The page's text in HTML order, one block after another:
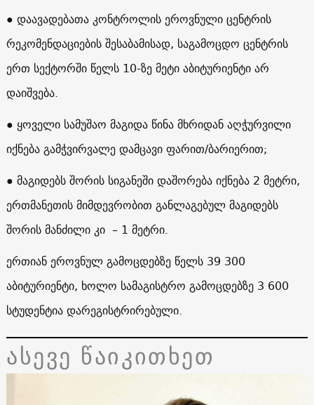
● დაავადებათა კონტროლის ეროვნული ცენტრის
რეკომენდაციების შესაბამისად, საგამოცდო ცენტრის
ერთ სექტორში წელს 10-ზე მეტი აბიტურიენტი არ
დაიშვება.
● ყოველი სამუშაო მაგიდა წინა მხრიდან აღჭურვილი
იქნება გამჭვირვალე დამცავი ფარით/ბარიერით;
● მაგიდებს შორის სიგანეში დაშორება იქნება 2 მეტრი,
ერთმანეთის მიმდევრობით განლაგებულ მაგიდებს
შორის მანძილი კი – 1 მეტრი.
ერთიან ეროვნულ გამოცდებზე წელს 39 300
აბიტურიენტი, ხოლო სამაგისტრო გამოცდებზე 3 600
სტუდენტია დარეგისტრირებული.
ასევე წაიკითხეთ